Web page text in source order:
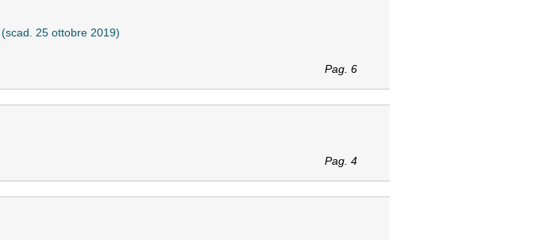
(scad. 25 ottobre 2019)
Pag. 6
Pag. 4